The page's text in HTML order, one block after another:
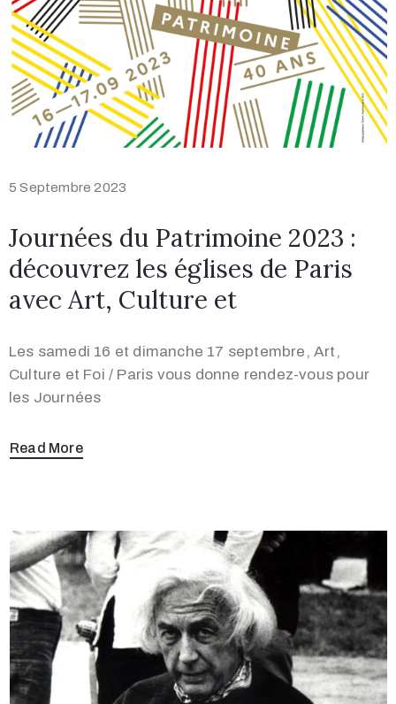
5 Septembre 2023
Journées du Patrimoine 2023 :
découvrez les églises de Paris
avec Art, Culture et
Les samedi 16 et dimanche 17 septembre, Art,
Culture et Foi / Paris vous donne rendez-vous pour
les Journées
Read More